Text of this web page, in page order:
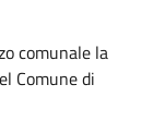
comunale la
Comune di